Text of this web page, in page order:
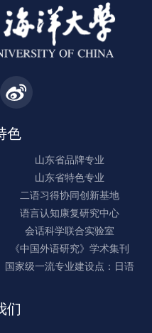
色
山东省品牌专业
山东省特色专业
二语习得协同创新基地
语言认知康复研究中心
会话科学联合实验室
《中国外语研究》学术集刊
国家级一流专业建设点：日语
们